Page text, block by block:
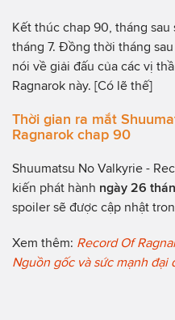
Kết thúc chap 90, tháng sau
tháng 7. Đồng thời tháng
nói về giải đấu của các vị
Ragnarok này. [Có lẽ thế]
Thời gian ra mắt
Ragnarok chap 90
Shuumatsu No Valkyrie -
kiến phát hành ngày 26
spoiler sẽ được cập nhật
Xem thêm: Record Of
Nguồn gốc và sức mạnh đại